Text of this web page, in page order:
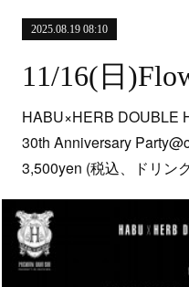
2025.08.19 08:10
HABU×HERB DOUBLE
30th Anniversary
3,500yen (税込、ドリン